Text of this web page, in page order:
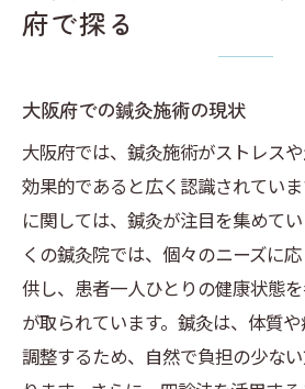
府で探る
大阪府での鍼灸施術の現状
大阪府では、鍼灸施術がストレス
効果的であると広く認識されてい
に関しては、鍼灸が注目を集めて
くの鍼灸院では、個々のニーズに
供し、患者一人ひとりの健康状態
が取られています。鍼灸は、体質
調整するため、自然で負担の少な